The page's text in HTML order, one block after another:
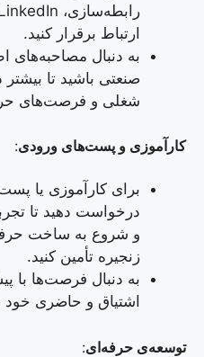
ارتباط برقرار کنید.
به دنبال مصاحبه‌های
صنعتی باشید تا
شغلی و فرصت‌های
کارآموزی و پست‌های ورودی:
برای کارآموزی یا
درخواست دهید تا
و شروع به ساخت
زنجیره تأمین کنید.
به دنبال فرصت‌ها با
اشتیاق و حاضری خود
توسعه‌ی حرفه‌ای: